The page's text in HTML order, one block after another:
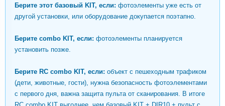
Берите этот базовый KIT, если: фотоэлементы уже есть от
другой установки, или оборудование докупается поэтапно.
Берите combo KIT, если: фотоэлементы планируется
установить позже.
Берите RC combo KIT, если: объект с пешеходным трафиком
(дети, животные, гости), нужна безопасность фотоэлементами
с первого дня, важна защита пульта от сканирования. В итоге